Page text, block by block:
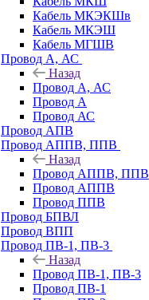
Кабель МКЭКШв
Кабель МКЭШ
Кабель МГШВ
Провод А, АС
Назад
Провод А, АС
Провод А
Провод АС
Провод АПВ
Провод АППВ, ППВ
Назад
Провод АППВ, ППВ
Провод АППВ
Провод ППВ
Провод БПВЛ
Провод ВПП
Провод ПВ-1, ПВ-3
Назад
Провод ПВ-1, ПВ-3
Провод ПВ-1